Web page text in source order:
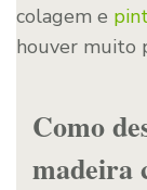
colagem e
houver muito
Como
madeira